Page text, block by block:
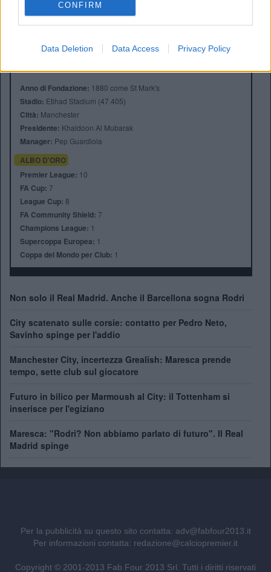
CONFIRM
Data Deletion Data Access Privacy Policy
Anno di Fondazione: 1880 come St Mark's
Stadio: Etihad Stadium (47.405)
Città: Manchester
Presidente: Khaldoon Al Mubarak
Manager: Pep Guardiola
ALBO D'ORO
Premier League: 10
FA Cup: 7
League Cup: 8
FA Community Shield: 7
Champions League: 1
Supercoppa Europea: 1
Coppa del Mondo per Club: 1
Non solo il Real Madrid. Anche il Barcellona sogna Rodri
City scatenato sulle corsie: contatto per Pedro Neto,
Savinho spinge per l'addio
Manchester City, incertezza Grealish: Maresca prende
tempo, sette club sul giocatore
Futuro in bilico per Marmoush al City: il Tottenham si
inserisce per l'egiziano
Maresca: "Rodri? Non abbiamo parlato di futuro". Il Real
Madrid spinge
Per la pubblicità su questo sito contatta: adv@fabfour2013.it
Per informazioni contatta: redazione@calciopremier.it
Copyright © 2001-2013 Fab Four 2013 Srl. Tutti i diritti riservati